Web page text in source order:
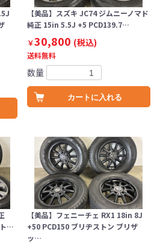
【美品】スズキ JC74 ジムニーノマド
純正 15in 5.5J +5 PCD139.7…
￥30,800 (税込)
送料無料
数量
カートに入れる
…
【美品】フェニーチェ RX1 18in 8J
+50 PCD150 ブリヂストン ブリザ
ッ…